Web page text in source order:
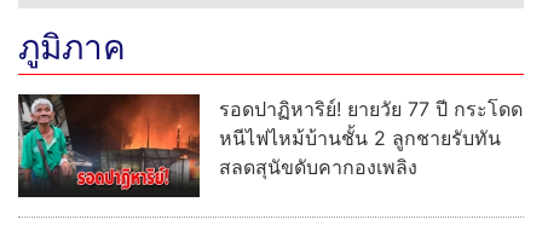
ภูมิภาค
รอดปาฏิหาริย์! ยายวัย 77 ปี กระโดด
หนีไฟไหม้บ้านชั้น 2 ลูกชายรับทัน
สลดสุนัขดับคากองเพลิง